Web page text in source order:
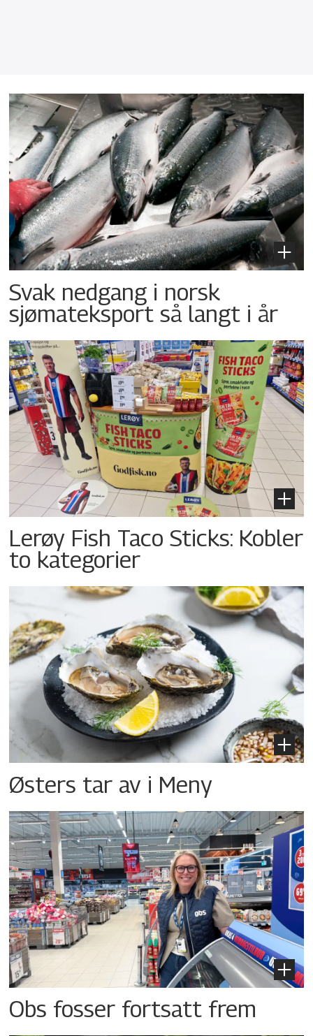
Svak nedgang i norsk
sjømateksport så langt i år
Lerøy Fish Taco Sticks: Kobler
to kategorier
Østers tar av i Meny
Obs fosser fortsatt frem